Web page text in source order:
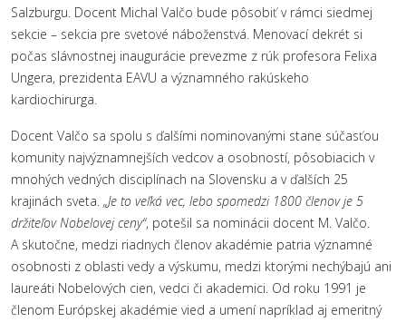
Salzburgu. Docent Michal Valčo bude pôsobiť v rámci siedmej
sekcie – sekcia pre svetové náboženstvá. Menovací dekrét si
počas slávnostnej inaugurácie prevezme z rúk profesora Felixa
Ungera, prezidenta EAVU a významného rakúskeho
kardiochirurga.
Docent Valčo sa spolu s ďalšími nominovanými stane súčasťou
komunity najvýznamnejších vedcov a osobností, pôsobiacich v
mnohých vedných disciplínach na Slovensku a v ďalších 25
krajinách sveta. „Je to veľká vec, lebo spomedzi 1800 členov je 5
držiteľov Nobelovej ceny“, potešil sa nominácii docent M. Valčo.
A skutočne, medzi riadnych členov akadémie patria významné
osobnosti z oblasti vedy a výskumu, medzi ktorými nechýbajú ani
laureáti Nobelových cien, vedci či akademici. Od roku 1991 je
členom Európskej akadémie vied a umení napríklad aj emeritný